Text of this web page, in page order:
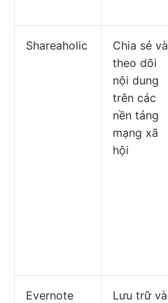
Shareaholic
Chia sẻ và
theo dõi
nội dung
trên các
nền tảng
mạng xã
hội
Evernote
Lưu trữ và